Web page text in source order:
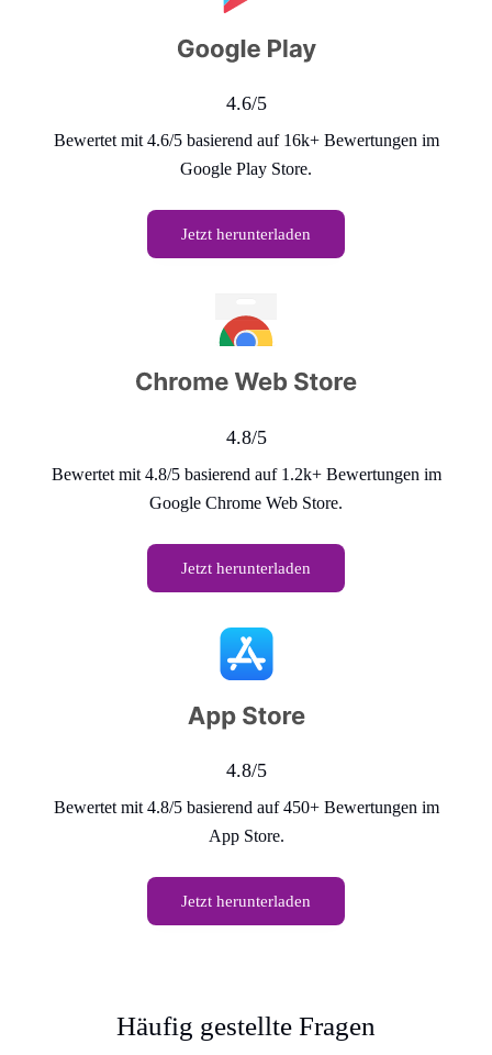
4.6/5
Bewertet mit 4.6/5 basierend auf 16k+ Bewertungen im
Google Play Store.
Jetzt herunterladen
4.8/5
Bewertet mit 4.8/5 basierend auf 1.2k+ Bewertungen im
Google Chrome Web Store.
Jetzt herunterladen
4.8/5
Bewertet mit 4.8/5 basierend auf 450+ Bewertungen im
App Store.
Jetzt herunterladen
Häufig gestellte Fragen